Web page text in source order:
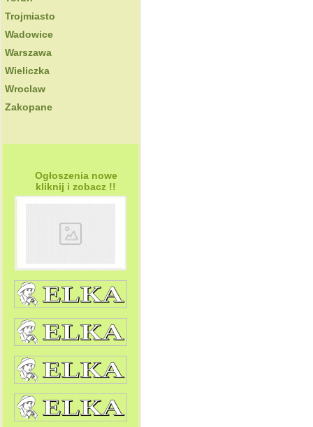
Trojmiasto
Wadowice
Warszawa
Wieliczka
Wroclaw
Zakopane
Ogłoszenia nowe
kliknij i zobacz !!